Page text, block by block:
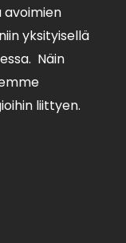
avoimien
yksityisellä
Näin
liittyen.